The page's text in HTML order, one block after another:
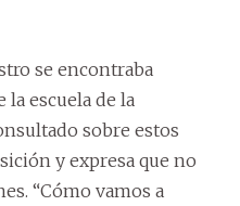
se encontraba
escuela de la
sobre estos
y expresa que no
“Cómo vamos a